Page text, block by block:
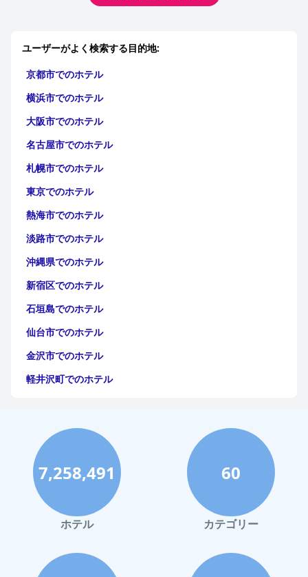
ユーザーがよく検索する目的地:
京都市でのホテル
横浜市でのホテル
大阪市でのホテル
名古屋市でのホテル
札幌市でのホテル
東京でのホテル
熱海市でのホテル
淡路市でのホテル
沖縄県でのホテル
新宿区でのホテル
石垣島でのホテル
仙台市でのホテル
金沢市でのホテル
軽井沢町でのホテル
神戸市でのホテル
宮古島でのホテル
函館市でのホテル
ハワイイでのホテル
鎌倉市でのホテル
静岡市でのホテル
7,258,491
ホテル
60
カテゴリー